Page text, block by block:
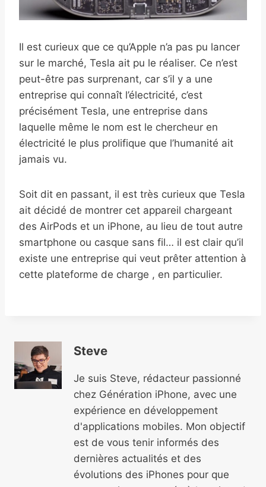
Il est curieux que ce qu’Apple n’a pas pu lancer
sur le marché, Tesla ait pu le réaliser. Ce n’est
peut-être pas surprenant, car s’il y a une
entreprise qui connaît l’électricité, c’est
précisément Tesla, une entreprise dans
laquelle même le nom est le chercheur en
électricité le plus prolifique que l’humanité ait
jamais vu.
Soit dit en passant, il est très curieux que Tesla
ait décidé de montrer cet appareil chargeant
des AirPods et un iPhone, au lieu de tout autre
smartphone ou casque sans fil… il est clair qu’il
existe une entreprise qui veut prêter attention à
cette plateforme de charge , en particulier.
Steve
Je suis Steve, rédacteur passionné
chez Génération iPhone, avec une
expérience en développement
d'applications mobiles. Mon objectif
est de vous tenir informés des
dernières actualités et des
évolutions des iPhones pour que